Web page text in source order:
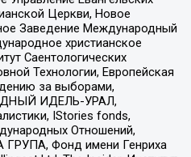
Церкви, Новое
Заведение Международный
христианское
Саентологических
Технологии, Европейская
за выборами,
ИДЕЛЬ-УРАЛ,
IStories fonds,
Отношений,
Фонд имени Генриха